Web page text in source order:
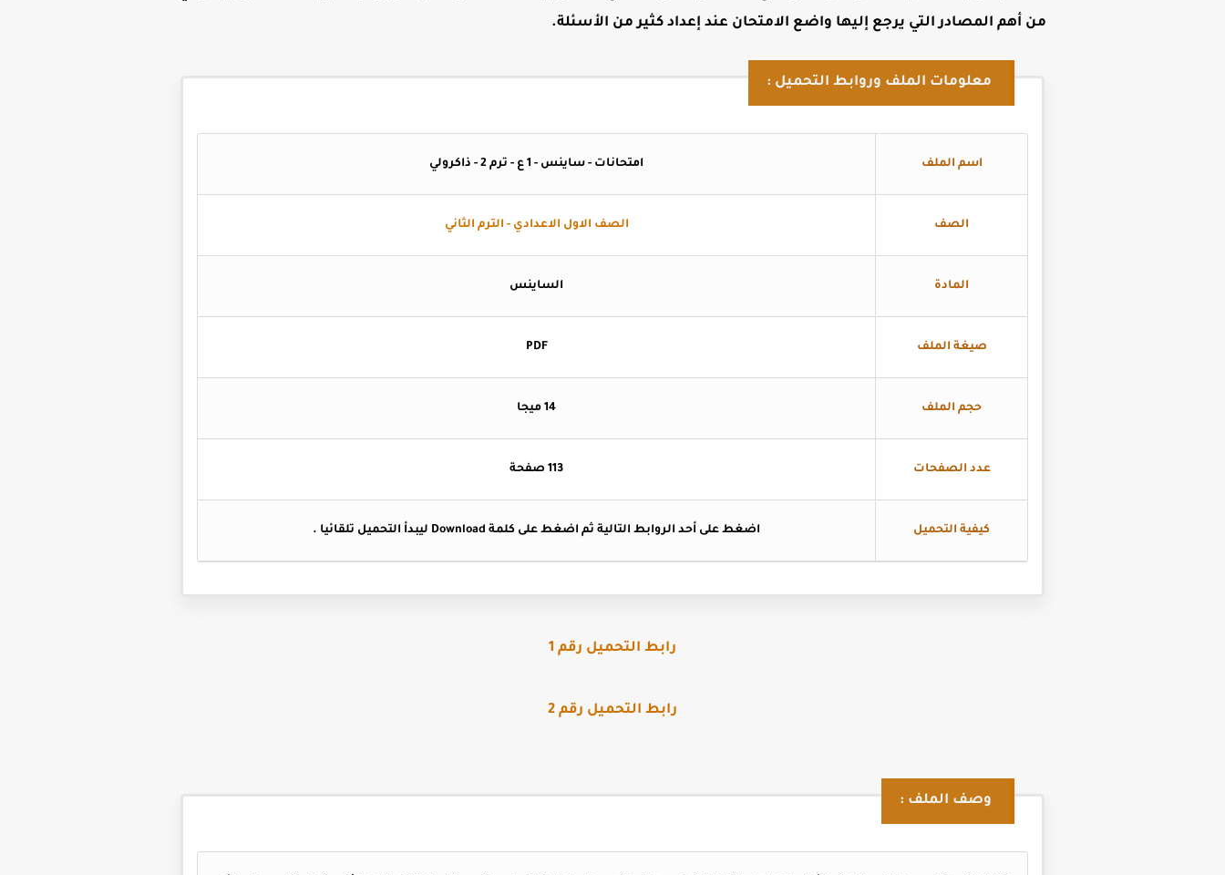
من أهم المصادر التي يرجع إليها واضع الامتحان عند إعداد كثير من الأسئلة.
معلومات الملف وروابط التحميل :
اسم الملف امتحانات - ساينس - 1 ع - ترم 2 - ذاكرولي
الصف الصف الاول الاعدادي - الترم الثاني
المادة الساينس
صيغة الملف PDF
حجم الملف 14 ميجا
عدد الصفحات 113 صفحة
كيفية التحميل اضغط على أحد الروابط التالية ثم اضغط على كلمة Download ليبدأ التحميل تلقائيا .
رابط التحميل رقم 1
رابط التحميل رقم 2
وصف الملف :